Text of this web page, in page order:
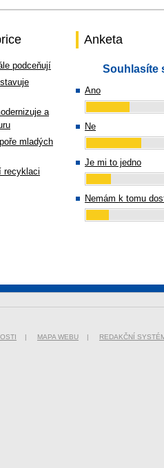
podceňují
a
mladých
recyklaci
Anketa
Souhlasíte
Ano
Ne
Je mi to jedno
Nemám k tomu
| MAPA WEBU | REDAKČNÍ